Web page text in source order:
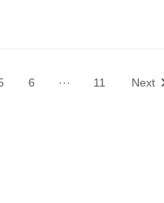
頂)에 있는 샘물로는 세계 유일합
6 ··· 11 Next